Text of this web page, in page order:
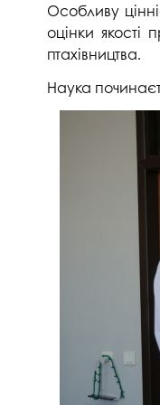
Музеї
Асоціація
3D тур по
Наші
Публічна
Меморіал
Особливу
оцінки якості
птахівництва.
Наука